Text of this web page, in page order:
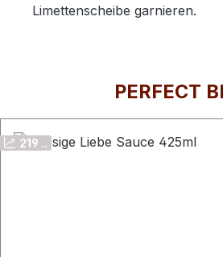
Limettenscheibe garnieren.
PERFECT
219 ..